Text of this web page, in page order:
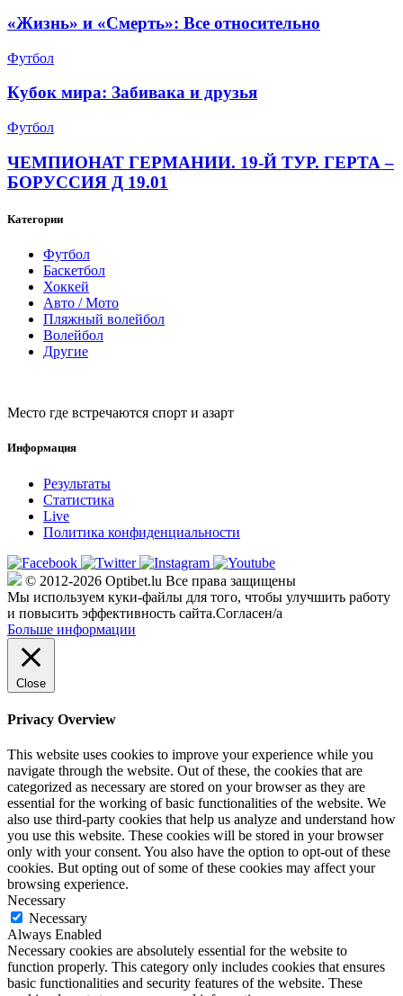
«Жизнь» и «Смерть»: Все относительно
Футбол
Кубок мира: Забивака и друзья
Футбол
ЧЕМПИОНАТ ГЕРМАНИИ. 19-Й ТУР. ГЕРТА –
БОРУССИЯ Д 19.01
Категории
Футбол
Баскетбол
Хоккей
Авто / Мото
Пляжный волейбол
Волейбол
Другие
Место где встречаются спорт и азарт
Информация
Результаты
Статистика
Live
Политика конфиденциальности
© 2012-2026 Optibet.lu Все права защищены
Мы используем куки-файлы для того, чтобы улучшить работу
и повысить эффективность сайта.Согласен/а
Больше информации
Close
Privacy Overview
This website uses cookies to improve your experience while you
navigate through the website. Out of these, the cookies that are
categorized as necessary are stored on your browser as they are
essential for the working of basic functionalities of the website. We
also use third-party cookies that help us analyze and understand how
you use this website. These cookies will be stored in your browser
only with your consent. You also have the option to opt-out of these
cookies. But opting out of some of these cookies may affect your
browsing experience.
Necessary
Necessary
Always Enabled
Necessary cookies are absolutely essential for the website to
function properly. This category only includes cookies that ensures
basic functionalities and security features of the website. These